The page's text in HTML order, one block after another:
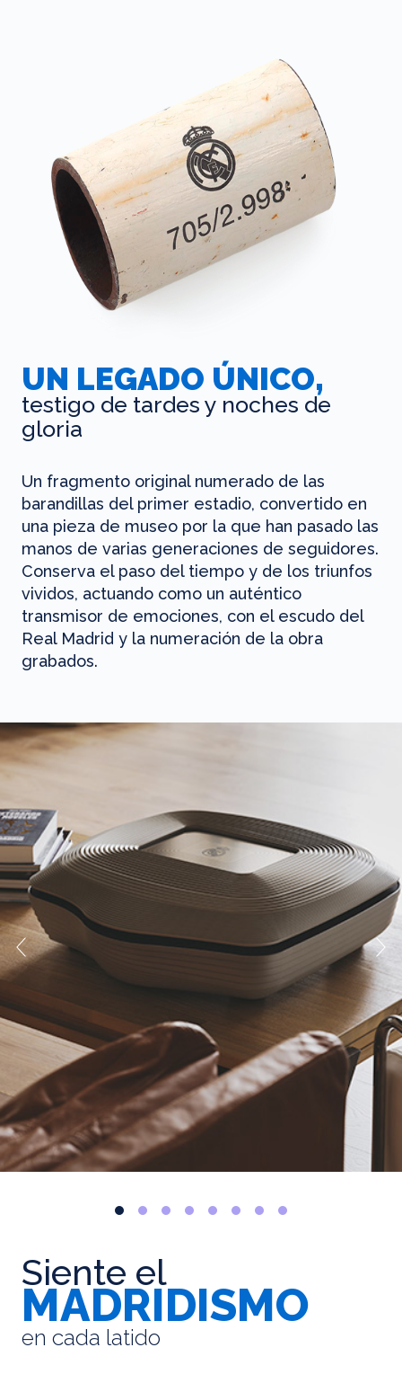
UN LEGADO ÚNICO,
testigo de tardes y noches de
gloria
Un fragmento original numerado de las
barandillas del primer estadio, convertido en
una pieza de museo por la que han pasado las
manos de varias generaciones de seguidores.
Conserva el paso del tiempo y de los triunfos
vividos, actuando como un auténtico
transmisor de emociones, con el escudo del
Real Madrid y la numeración de la obra
grabados.
Siente el
MADRIDISMO
en cada latido